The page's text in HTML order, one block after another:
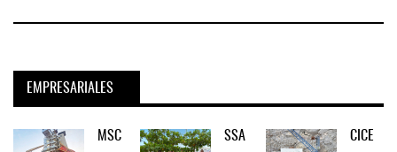
EMPRESARIALES
MSC SSA CICE